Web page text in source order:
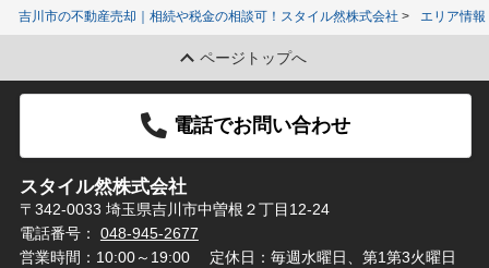
吉川市の不動産売却｜相続や税金の相談可！スタイル然株式会社 エリア情報
ページトップへ
電話でお問い合わせ
スタイル然株式会社
〒342-0033 埼玉県吉川市中曽根２丁目12-24
電話番号： 048-945-2677
営業時間：10:00～19:00
定休日：毎週水曜日、第1第3火曜日